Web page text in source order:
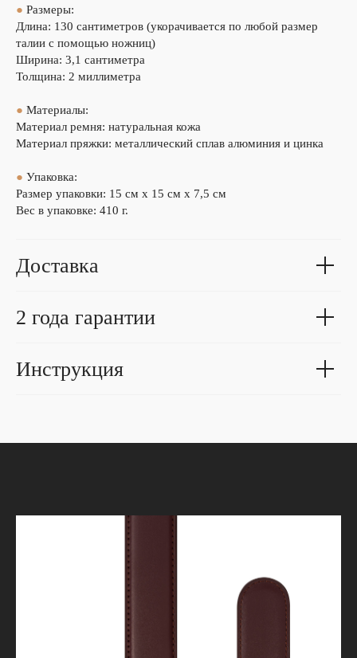
● Размеры:
Длина: 130 сантиметров (укорачивается по любой размер
талии с помощью ножниц)
Ширина: 3,1 сантиметра
Толщина: 2 миллиметра
● Материалы:
Материал ремня: натуральная кожа
Материал пряжки: металлический сплав алюминия и цинка
● Упаковка:
Размер упаковки: 15 см х 15 см х 7,5 см
Вес в упаковке: 410 г.
Доставка
2 года гарантии
Инструкция